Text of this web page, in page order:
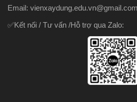
Email: vienxaydung.edu.vn@gmail.com
✅Kết nối / Tư vấn /Hỗ trợ qua Zalo: